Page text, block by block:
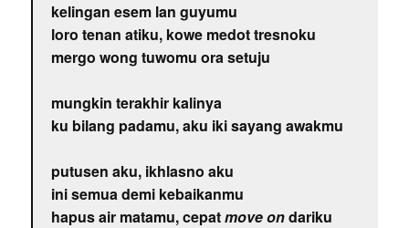
kelingan esem lan guyumu
loro tenan atiku, kowe medot tresnoku
mergo wong tuwomu ora setuju
mungkin terakhir kalinya
ku bilang padamu, aku iki sayang awakmu
putusen aku, ikhlasno aku
ini semua demi kebaikanmu
hapus air matamu, cepatmove ondariku